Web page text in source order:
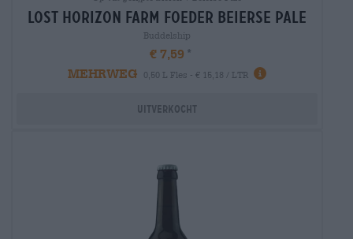
lost horizon farm foeder Beierse Pale
Buddelship
€ 7,59
MEHRWEG
0,50 L Fles - € 15,18 / LTR
Uitverkocht